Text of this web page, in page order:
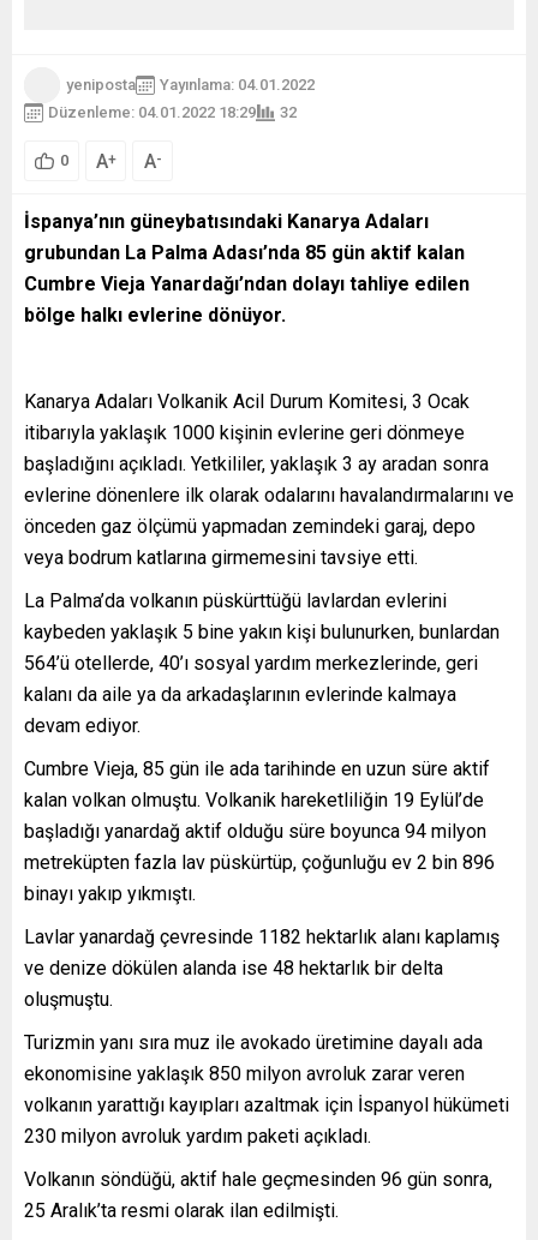
yeniposta
Yayınlama: 04.01.2022
Düzenleme: 04.01.2022 18:29
32
0 A+ A-
İspanya’nın güneybatısındaki Kanarya Adaları
grubundan La Palma Adası’nda 85 gün aktif kalan
Cumbre Vieja Yanardağı’ndan dolayı tahliye edilen
bölge halkı evlerine dönüyor.
Kanarya Adaları Volkanik Acil Durum Komitesi, 3 Ocak
itibarıyla yaklaşık 1000 kişinin evlerine geri dönmeye
başladığını açıkladı. Yetkililer, yaklaşık 3 ay aradan sonra
evlerine dönenlere ilk olarak odalarını havalandırmalarını ve
önceden gaz ölçümü yapmadan zemindeki garaj, depo
veya bodrum katlarına girmemesini tavsiye etti.
La Palma’da volkanın püskürttüğü lavlardan evlerini
kaybeden yaklaşık 5 bine yakın kişi bulunurken, bunlardan
564’ü otellerde, 40’ı sosyal yardım merkezlerinde, geri
kalanı da aile ya da arkadaşlarının evlerinde kalmaya
devam ediyor.
Cumbre Vieja, 85 gün ile ada tarihinde en uzun süre aktif
kalan volkan olmuştu. Volkanik hareketliliğin 19 Eylül’de
başladığı yanardağ aktif olduğu süre boyunca 94 milyon
metreküpten fazla lav püskürtüp, çoğunluğu ev 2 bin 896
binayı yakıp yıkmıştı.
Lavlar yanardağ çevresinde 1182 hektarlık alanı kaplamış
ve denize dökülen alanda ise 48 hektarlık bir delta
oluşmuştu.
Turizmin yanı sıra muz ile avokado üretimine dayalı ada
ekonomisine yaklaşık 850 milyon avroluk zarar veren
volkanın yarattığı kayıpları azaltmak için İspanyol hükümeti
230 milyon avroluk yardım paketi açıkladı.
Volkanın söndüğü, aktif hale geçmesinden 96 gün sonra,
25 Aralık’ta resmi olarak ilan edilmişti.